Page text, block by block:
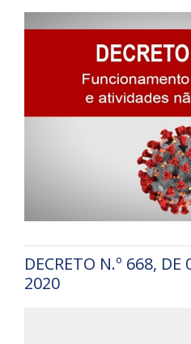
DECRETO N.º 668, DE
2020